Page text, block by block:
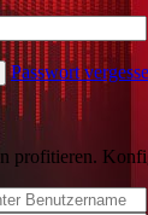
Passwort
profitieren.